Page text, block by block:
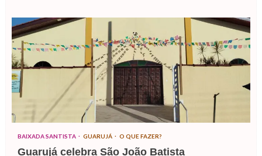
BAIXADA SANTISTA GUARUJÁ O QUE FAZER?
Guarujá celebra São João Batista